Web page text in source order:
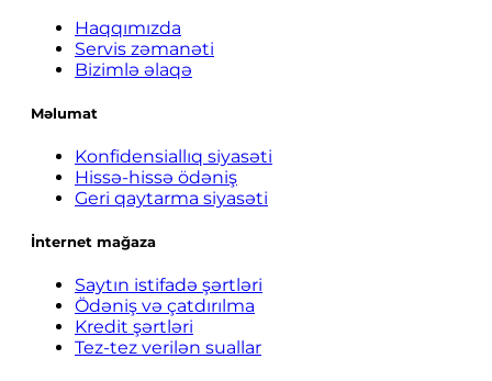
Haqqımızda
Servis zəmanəti
Bizimlə əlaqə
Məlumat
Konfidensiallıq siyasəti
Hissə-hissə ödəniş
Geri qaytarma siyasəti
İnternet mağaza
Saytın istifadə şərtləri
Ödəniş və çatdırılma
Kredit şərtləri
Tez-tez verilən suallar